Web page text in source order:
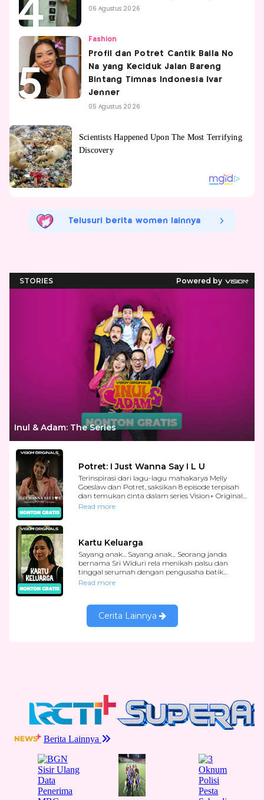
06 Agustus 2026
Fashion
Profil dan Potret Cantik Baila No
Na yang Keciduk Jalan Bareng
Bintang Timnas Indonesia Ivar
Jenner
05 Agustus 2026
Telusuri berita women lainnya